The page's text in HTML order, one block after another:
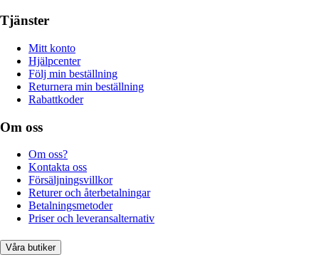
Tjänster
Mitt konto
Hjälpcenter
Följ min beställning
Returnera min beställning
Rabattkoder
Om oss
Om oss?
Kontakta oss
Försäljningsvillkor
Returer och återbetalningar
Betalningsmetoder
Priser och leveransalternativ
Våra butiker